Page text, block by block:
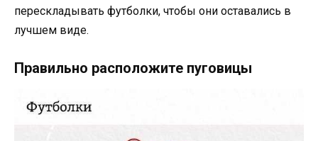
перескладывать футболки, чтобы они оставались в
лучшем виде.
Правильно расположите пуговицы